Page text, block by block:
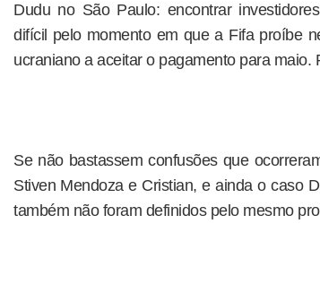
Dudu no São Paulo: encontrar
difícil pelo momento em que a Fifa proíbe
ucraniano a aceitar o pagamento para maio.
Se não bastassem confusões que
Stiven Mendoza e Cristian, e ainda o caso
também não foram definidos pelo mesmo